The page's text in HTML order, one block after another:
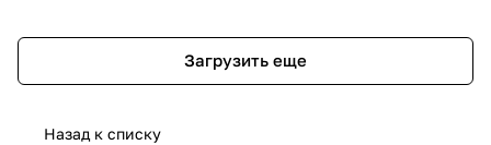
Загрузить еще
Назад к списку